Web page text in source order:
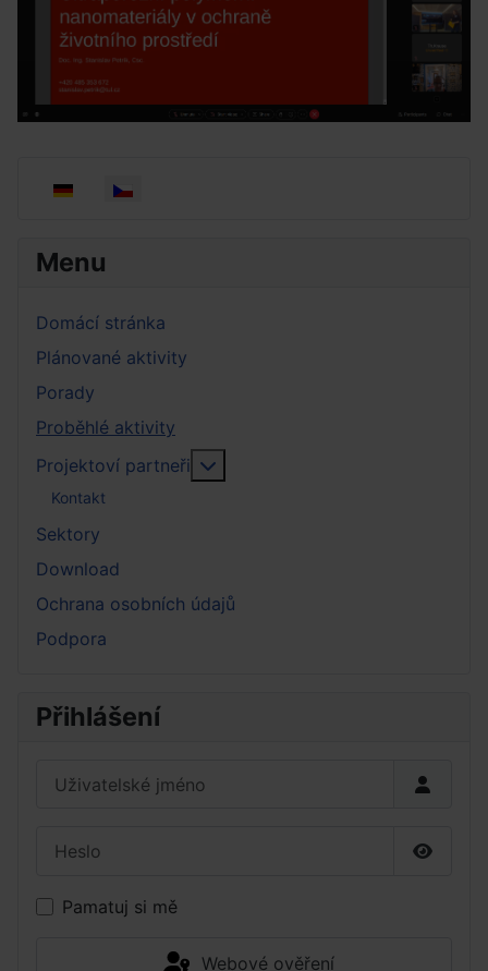
Zvolte jazyk
Menu
Domácí stránka
Plánované aktivity
Porady
Proběhlé aktivity
Projektoví partneři
Kontakt
Sektory
Download
Ochrana osobních údajů
Podpora
Přihlášení
Pamatuj si mě
Webové ověření